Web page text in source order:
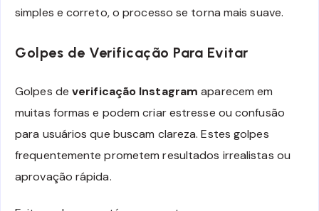
simples e correto, o processo se torna mais suave.
Golpes de Verificação Para Evitar
Golpes de verificação Instagram aparecem em
muitas formas e podem criar estresse ou confusão
para usuários que buscam clareza. Estes golpes
frequentemente prometem resultados irrealistas ou
aprovação rápida.